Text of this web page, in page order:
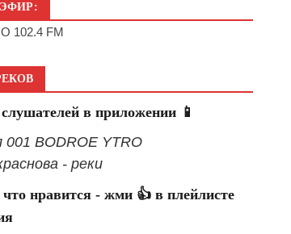
102.4 FM
в приложении 📱
001 BODROE YTRO
- реки
нравится - жми 👍 в плейлисте